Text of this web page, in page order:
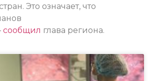
Это означает, что
сообщил глава региона.